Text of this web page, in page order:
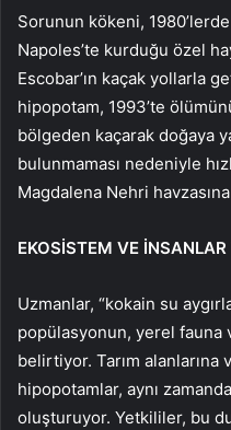
Sorunun kökeni,
Napoles’te kurduğu özel
Escobar’ın kaçak yollarla
hipopotam, 1993’te
bölgeden kaçarak doğaya
bulunmaması nedeniyle
Magdalena Nehri
EKOSİSTEM VE
Uzmanlar, “kokain su
popülasyonun, yerel
belirtiyor. Tarım alanlarına
hipopotamlar, aynı
oluşturuyor. Yetkililer, bu